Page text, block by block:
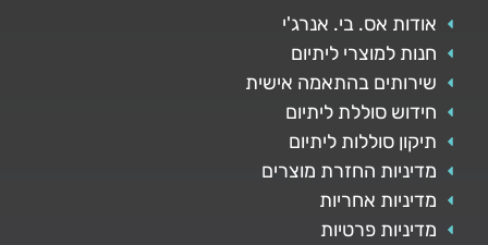
אודות אס. בי. אנרג'י
חנות למוצרי ליתיום
שירותים בהתאמה אישית
חידוש סוללת ליתיום
תיקון סוללות ליתיום
מדיניות החזרת מוצרים
מדיניות אחריות
מדיניות פרטיות